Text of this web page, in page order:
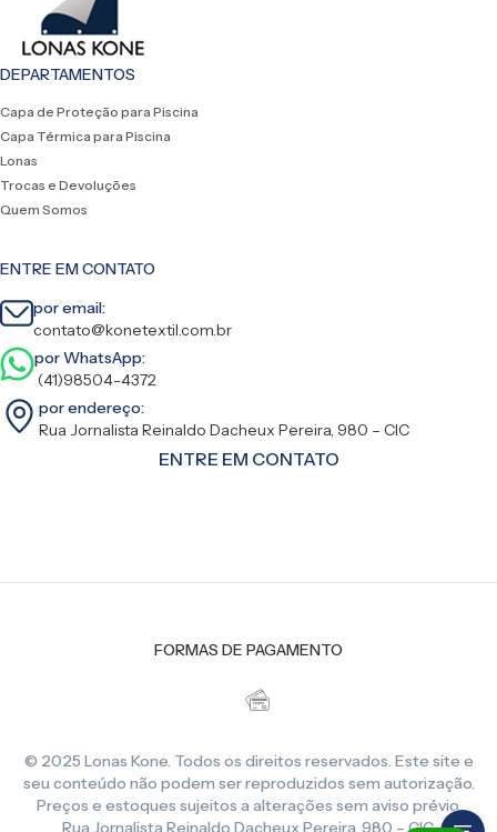
DEPARTAMENTOS
Capa de Proteção para Piscina
Capa Térmica para Piscina
Lonas
Trocas e Devoluções
Quem Somos
ENTRE EM CONTATO
por email:
contato@konetextil.com.br
por WhatsApp:
(41)98504-4372
por endereço:
Rua Jornalista Reinaldo Dacheux Pereira, 980 – CIC
ENTRE EM CONTATO
FORMAS DE PAGAMENTO
© 2025 Lonas Kone. Todos os direitos reservados. Este site e
seu conteúdo não podem ser reproduzidos sem autorização.
Preços e estoques sujeitos a alterações sem aviso prévio.
Rua Jornalista Reinaldo Dacheux Pereira, 980 – CIC,